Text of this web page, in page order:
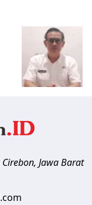
, Jawa Barat